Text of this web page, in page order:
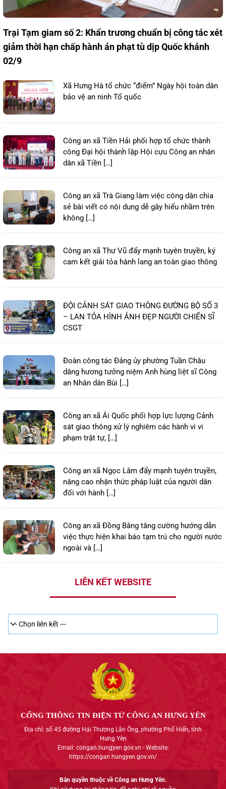
Trại Tạm giam số 2: Khẩn trương chuẩn bị công tác xét
giảm thời hạn chấp hành án phạt tù dịp Quốc khánh
02/9
Xã Hưng Hà tổ chức “điểm” Ngày hội toàn dân
bảo vệ an ninh Tổ quốc
Công an xã Tiền Hải phối hợp tổ chức thành
công Đại hội thành lập Hội cựu Công an nhân
dân xã Tiền […]
Công an xã Trà Giang làm việc công dân chia
sẻ bài viết có nội dung dễ gây hiểu nhầm trên
không […]
Công an xã Thư Vũ đẩy mạnh tuyên truyền, ký
cam kết giải tỏa hành lang an toàn giao thông
ĐỘI CẢNH SÁT GIAO THÔNG ĐƯỜNG BỘ SỐ 3
– LAN TỎA HÌNH ẢNH ĐẸP NGƯỜI CHIẾN SĨ
CSGT
Đoàn công tác Đảng ủy phường Tuần Châu
dâng hương tưởng niệm Anh hùng liệt sĩ Công
an Nhân dân Bùi […]
Công an xã Ái Quốc phối hợp lực lượng Cảnh
sát giao thông xử lý nghiêm các hành vi vi
phạm trật tự, […]
Công an xã Ngọc Lâm đẩy mạnh tuyên truyền,
nâng cao nhận thức pháp luật của người dân
đối với hành […]
Công an xã Đồng Bằng tăng cường hướng dẫn
việc thực hiện khai báo tạm trú cho người nước
ngoài và […]
LIÊN KẾT WEBSITE
CỔNG THÔNG TIN ĐIỆN TỬ CÔNG AN HƯNG YÊN
Địa chỉ: số 45 đường Hải Thượng Lãn Ông, phường Phố Hiến, tỉnh
Hưng Yên
Email: congan.hungyen.gov.vn - Website:
https://congan.hungyen.gov.vn/
Bản quyền thuộc về Công an Hưng Yên.